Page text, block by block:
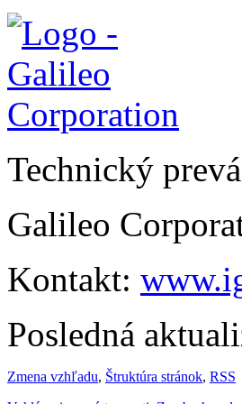
Technický
Galileo
Kontakt:
Posledná
Zmena vzhľadu, Štruktúra stránok, RSS